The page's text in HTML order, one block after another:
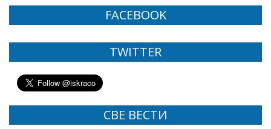
FACEBOOK
TWITTER
СВЕ ВЕСТИ